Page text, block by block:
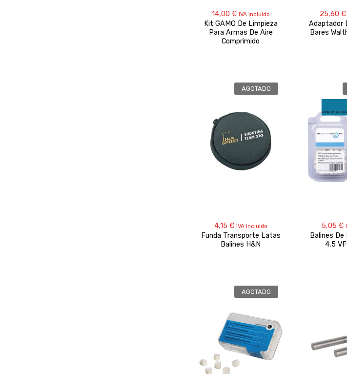
14,00 € IVA incluido
Kit GAMO De Limpieza
Para Armas De Aire
Comprimido
25,60 €
Adaptador
Bares
AGOTADO
4,15 € IVA incluido
Funda Transporte Latas
Balines H&N
5,05€
Balines De
4,5
AGOTADO